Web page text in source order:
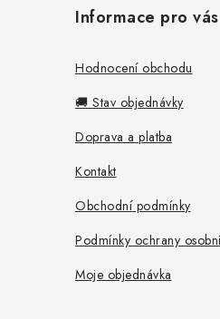
Informace pro vás
Hodnocení obchodu
🚚 Stav objednávky
Doprava a platba
Kontakt
Obchodní podmínky
Podmínky ochrany
Moje objednávka